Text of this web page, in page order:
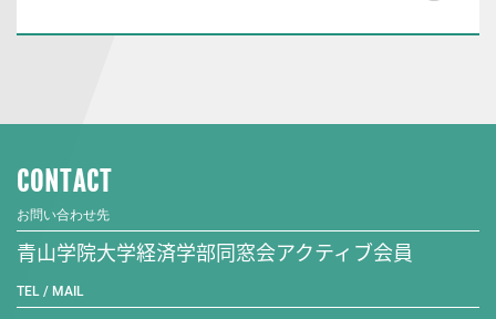
CONTACT
お問い合わせ先
青山学院大学経済学部同窓会アクティブ会員
TEL / MAIL